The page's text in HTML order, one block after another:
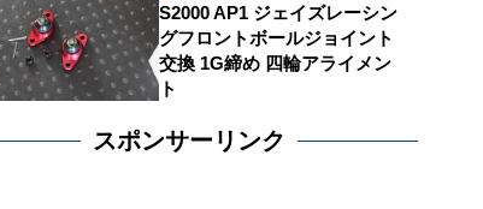
S2000 AP1 ジェイズレーシン
グフロントボールジョイント
交換 1G締め 四輪アライメン
ト
スポンサーリンク